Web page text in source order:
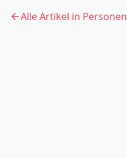
Alle Artikel in Personen